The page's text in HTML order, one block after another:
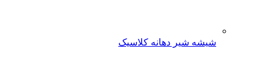
شیشه شیر دهانه کلاسیک